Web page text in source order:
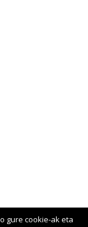
gure cookie-ak eta